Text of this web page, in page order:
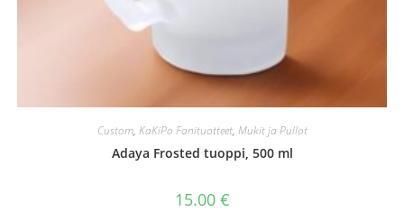
Custom, KaKiPo Fanituotteet, Mukit ja Pullot
Adaya Frosted tuoppi, 500 ml
15.00 €